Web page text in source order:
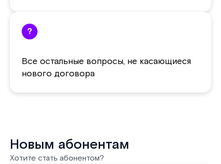
?
Все остальные вопросы, не касающиеся
нового договора
Новым абонентам
Хотите стать абонентом?